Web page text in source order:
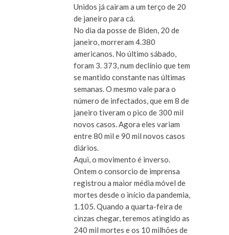
Unidos já cairam a um terço de 20
de janeiro para cá.
No dia da posse de Biden, 20 de
janeiro, morreram 4.380
americanos. No último sábado,
foram 3. 373, num declínio que tem
se mantido constante nas últimas
semanas. O mesmo vale para o
número de infectados, que em 8 de
janeiro tiveram o pico de 300 mil
novos casos. Agora eles variam
entre 80 mil e 90 mil novos casos
diários.
Aqui, o movimento é inverso.
Ontem o consorcio de imprensa
registrou a maior média móvel de
mortes desde o início da pandemia,
1.105. Quando a quarta-feira de
cinzas chegar, teremos atingido as
240 mil mortes e os 10 milhões de